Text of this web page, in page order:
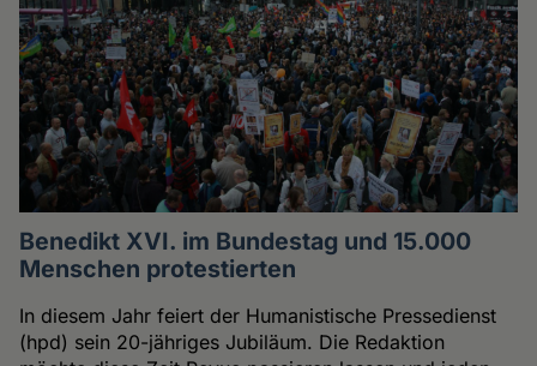
Benedikt XVI. im Bundestag und 15.000
Menschen protestierten
In diesem Jahr feiert der Humanistische Pressedienst
(hpd) sein 20-jähriges Jubiläum. Die Redaktion